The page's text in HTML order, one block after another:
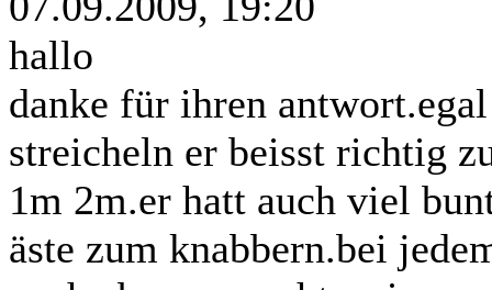
hallo
danke für ihren
streicheln er beisst richtig
1m 2m.er hatt auch viel
äste zum knabbern.bei